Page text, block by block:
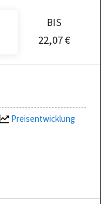
BIS
22,07 €
Preisentwicklung